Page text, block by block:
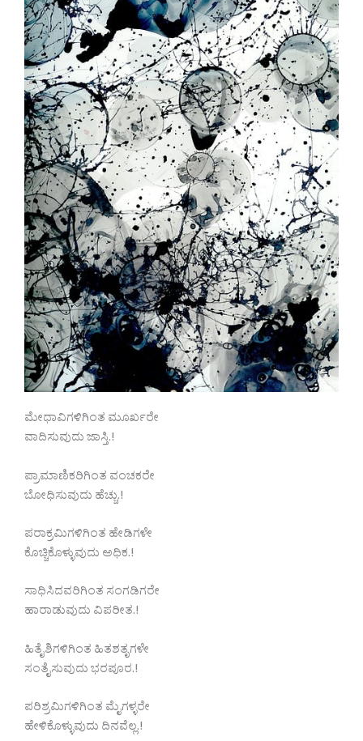
ಮೇಧಾವಿಗಳಿಗಿಂತ ಮೂರ್ಖರೇ
ವಾದಿಸುವುದು ಜಾಸ್ತಿ.!
ಪ್ರಾಮಾಣಿಕರಿಗಿಂತ ವಂಚಕರೇ
ಬೋಧಿಸುವುದು ಹೆಚ್ಚು.!
ಪರಾಕ್ರಮಿಗಳಿಗಿಂತ ಹೇಡಿಗಳೇ
ಕೊಚ್ಚಿಕೊಳ್ಳುವುದು ಅಧಿಕ.!
ಸಾಧಿಸಿದವರಿಗಿಂತ ಸಂಗಡಿಗರೇ
ಹಾರಾಡುವುದು ವಿಪರೀತ.!
ಹಿತೈಶಿಗಳಿಗಿಂತ ಹಿತಶತೃಗಳೇ
ಸಂತೈಸುವುದು ಭರಪೂರ.!
ಪರಿಶ್ರಮಿಗಳಿಗಿಂತ ಮೈಗಳ್ಳರೇ
ಹೇಳಿಕೊಳ್ಳುವುದು ದಿನವೆಲ್ಲ.!